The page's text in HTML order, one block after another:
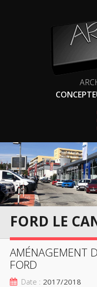
FORD LE
AMÉNAGEMENT
FORD
Date : 2017/2018